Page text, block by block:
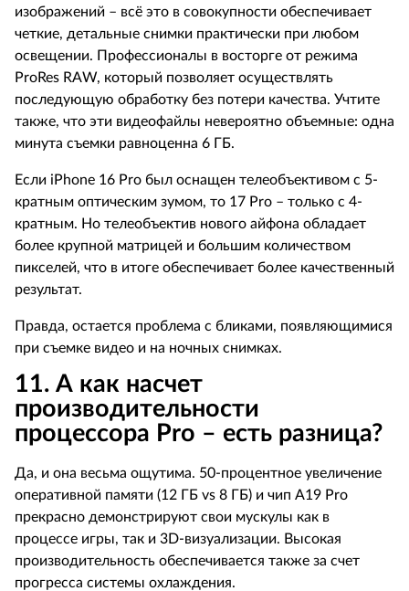
изображений – всё это в совокупности обеспечивает
четкие, детальные снимки практически при любом
освещении. Профессионалы в восторге от режима
ProRes RAW, который позволяет осуществлять
последующую обработку без потери качества. Учтите
также, что эти видеофайлы невероятно объемные: одна
минута съемки равноценна 6 ГБ.
Если iPhone 16 Pro был оснащен телеобъективом с 5-
кратным оптическим зумом, то 17 Pro – только с 4-
кратным. Но телеобъектив нового айфона обладает
более крупной матрицей и большим количеством
пикселей, что в итоге обеспечивает более качественный
результат.
Правда, остается проблема с бликами, появляющимися
при съемке видео и на ночных снимках.
11. А как насчет
производительности
процессора Pro – есть разница?
Да, и она весьма ощутима. 50-процентное увеличение
оперативной памяти (12 ГБ vs 8 ГБ) и чип A19 Pro
прекрасно демонстрируют свои мускулы как в
процессе игры, так и 3D-визуализации. Высокая
производительность обеспечивается также за счет
прогресса системы охлаждения.